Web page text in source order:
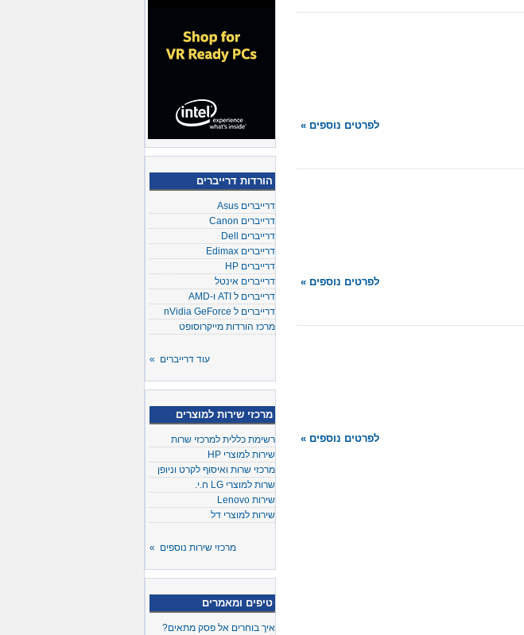
הורדות דרייברים
דרייברים Asus
דרייברים Canon
דרייברים Dell
דרייברים Edimax
דרייברים HP
דרייברים אינטל
דרייברים ל ATI ו-AMD
דרייברים ל nVidia GeForce
מרכז הורדות מייקרוסופט
עוד דרייברים »
מרכזי שירות למוצרים
רשימת כללית למרכזי שרות
שירות למוצרי HP
מרכזי שרות ואיסוף לקרט וניופן
שרות למוצרי LG ח.י.
שירות Lenovo
שירות למוצרי דל
מרכזי שירות נוספים »
טיפים ומאמרים
איך בוחרים אל פסק מתאים?
לפרטים נוספים »
לפרטים נוספים »
לפרטים נוספים »